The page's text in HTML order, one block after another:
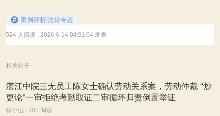
# 案例评析|法律专题
524 人阅读 · 2026-6-14 04:01:04 发表
相关帖子
湛江中院三无员工陈女士确认劳动关系案，劳动仲裁 “炒
更论”一审拒绝考勤取证二审循环归责倒置举证
@小伍 · 101 阅读